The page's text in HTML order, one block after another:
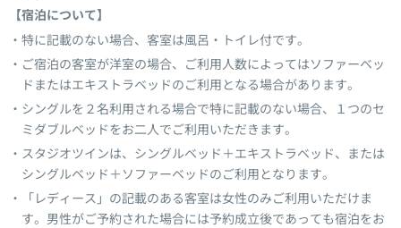
【宿泊について】
特に記載のない場合、客室は風呂・トイレ付です。
ご宿泊の客室が洋室の場合、ご利用人数によってはソファーベッ
ドまたはエキストラベッドのご利用となる場合があります。
シングルを２名利用される場合で特に記載のない場合、１つのセ
ミダブルベッドをお二人でご利用いただきます。
スタジオツインは、シングルベッド＋エキストラベッド、または
シングルベッド＋ソファーベッドのご利用となります。
「レディース」の記載のある客室は女性のみご利用いただけま
す。男性がご予約された場合には予約成立後であっても宿泊をお